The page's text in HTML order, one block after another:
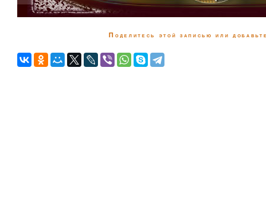
Поделитесь этой записью или